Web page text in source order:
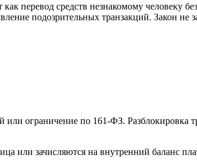
перевод средств незнакомому человеку
подозрительных транзакций. Закон не
или ограничение по 161-ФЗ. Разблокировка
или зачисляются на внутренний баланс